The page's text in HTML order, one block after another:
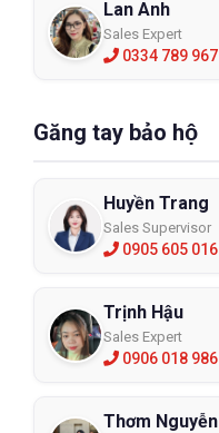
Lan Anh
Sales Expert
0334 789 967
Găng tay bảo hộ
Huyền Trang
Sales Supervisor
0905 605 016
Trịnh Hậu
Sales Expert
0906 018 986
Thơm Nguyễn